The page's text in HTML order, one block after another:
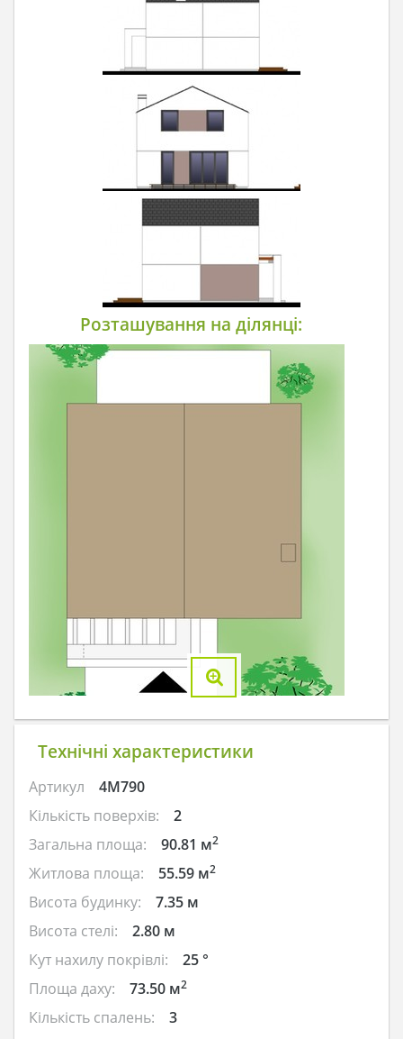
Розташування на ділянці:
Технічні характеристики
Артикул
4M790
Кількість поверхів:
2
Загальна площа:
90.81 м2
Житлова площа: 55.59 м2
Висота будинку:
7.35 м
Висота стелі:
2.80 м
Кут нахилу покрівлі:
25 °
Площа даху:
73.50 м2
Кількість спалень:
3